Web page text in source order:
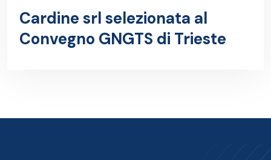
Cardine srl selezionata al
Convegno GNGTS di Trieste